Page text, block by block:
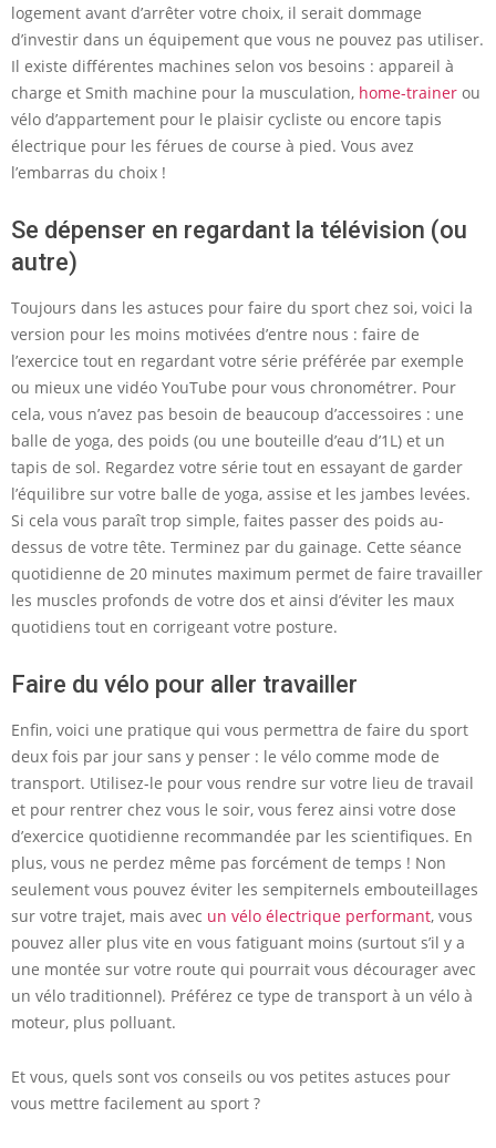
logement avant d’arrêter votre choix, il serait dommage
d’investir dans un équipement que vous ne pouvez pas utiliser.
Il existe différentes machines selon vos besoins : appareil à
charge et Smith machine pour la musculation, home-trainer ou
vélo d’appartement pour le plaisir cycliste ou encore tapis
électrique pour les férues de course à pied. Vous avez
l’embarras du choix !
Se dépenser en regardant la télévision (ou
autre)
Toujours dans les astuces pour faire du sport chez soi, voici la
version pour les moins motivées d’entre nous : faire de
l’exercice tout en regardant votre série préférée par exemple
ou mieux une vidéo YouTube pour vous chronométrer. Pour
cela, vous n’avez pas besoin de beaucoup d’accessoires : une
balle de yoga, des poids (ou une bouteille d’eau d’1L) et un
tapis de sol. Regardez votre série tout en essayant de garder
l’équilibre sur votre balle de yoga, assise et les jambes levées.
Si cela vous paraît trop simple, faites passer des poids au-
dessus de votre tête. Terminez par du gainage. Cette séance
quotidienne de 20 minutes maximum permet de faire travailler
les muscles profonds de votre dos et ainsi d’éviter les maux
quotidiens tout en corrigeant votre posture.
Faire du vélo pour aller travailler
Enfin, voici une pratique qui vous permettra de faire du sport
deux fois par jour sans y penser : le vélo comme mode de
transport. Utilisez-le pour vous rendre sur votre lieu de travail
et pour rentrer chez vous le soir, vous ferez ainsi votre dose
d’exercice quotidienne recommandée par les scientifiques. En
plus, vous ne perdez même pas forcément de temps ! Non
seulement vous pouvez éviter les sempiternels embouteillages
sur votre trajet, mais avec un vélo électrique performant, vous
pouvez aller plus vite en vous fatiguant moins (surtout s’il y a
une montée sur votre route qui pourrait vous décourager avec
un vélo traditionnel). Préférez ce type de transport à un vélo à
moteur, plus polluant.
Et vous, quels sont vos conseils ou vos petites astuces pour
vous mettre facilement au sport ?